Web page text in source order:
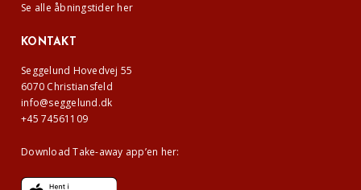
Se alle åbningstider her
KONTAKT
Seggelund Hovedvej 55
6070 Christiansfeld
info@seggelund.dk
+45 74561109
Download Take-away app’en her: